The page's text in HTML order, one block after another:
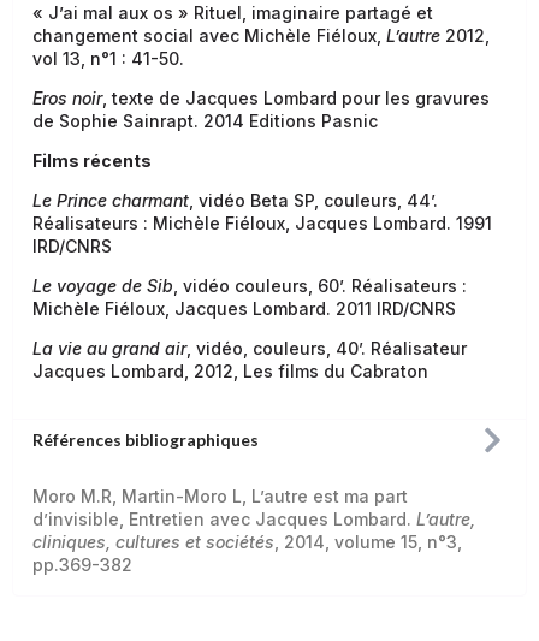
« J’ai mal aux os » Rituel, imaginaire partagé et
changement social avec Michèle Fiéloux, L’autre 2012,
vol 13, n°1 : 41-50.
Eros noir, texte de Jacques Lombard pour les gravures
de Sophie Sainrapt. 2014 Editions Pasnic
Films récents
Le Prince charmant , vidéo Beta SP, couleurs, 44’.
Réalisateurs : Michèle Fiéloux, Jacques Lombard. 1991
IRD/CNRS
Le voyage de Sib , vidéo couleurs, 60’. Réalisateurs :
Michèle Fiéloux, Jacques Lombard. 2011 IRD/CNRS
La vie au grand air, vidéo, couleurs, 40’. Réalisateur
Jacques Lombard, 2012, Les films du Cabraton
Références bibliographiques
Moro M.R, Martin-Moro L, L’autre est ma part
d’invisible, Entretien avec Jacques Lombard. L’autre,
cliniques, cultures et sociétés , 2014, volume 15, n°3,
pp.369-382